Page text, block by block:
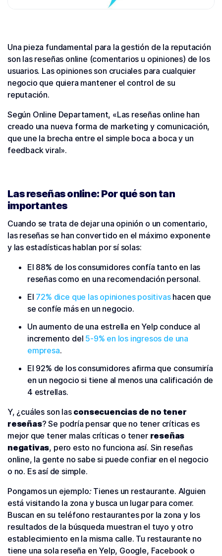
Una pieza fundamental para la gestión de la reputación
son las reseñas online (comentarios u opiniones) de los
usuarios. Las opiniones son cruciales para cualquier
negocio que quiera mantener el control de su
reputación.
Según Online Departament, «Las reseñas online han
creado una nueva forma de marketing y comunicación,
que une la brecha entre el simple boca a boca y un
feedback viral».
Las reseñas online: Por qué son tan
importantes
Cuando se trata de dejar una opinión o un comentario,
las reseñas se han convertido en el máximo exponente
y las estadísticas hablan por sí solas:
El 88% de los consumidores confía tanto en las
reseñas como en una recomendación personal.
El 72% dice que las opiniones positivashacen que
se confíe más en un negocio.
Un aumento de una estrella en Yelp conduce al
incremento del 5-9% en los ingresos de una
empresa.
El 92% de los consumidores afirma que consumiría
en un negocio si tiene al menos una calificación de
4 estrellas.
Y, ¿cuáles son las consecuencias de no tener
reseñas? Se podría pensar que no tener críticas es
mejor que tener malas críticas o tener reseñas
negativas, pero esto no funciona así. Sin reseñas
online, la gente no sabe si puede confiar en el negocio
o no. Es así de simple.
Pongamos un ejemplo:Tienes un restaurante. Alguien
está visitando la zona y busca un lugar para comer.
Buscan en su teléfono restaurantes por la zona y los
resultados de la búsqueda muestran el tuyo y otro
establecimiento en la misma calle. Tu restaurante no
tiene una sola reseña en Yelp, Google, Facebook o